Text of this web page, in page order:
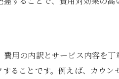
結婚相談所の費用が無駄
結婚相談所をやめた方が
用の内訳とサービス内容を
ることです。例えば、カウ